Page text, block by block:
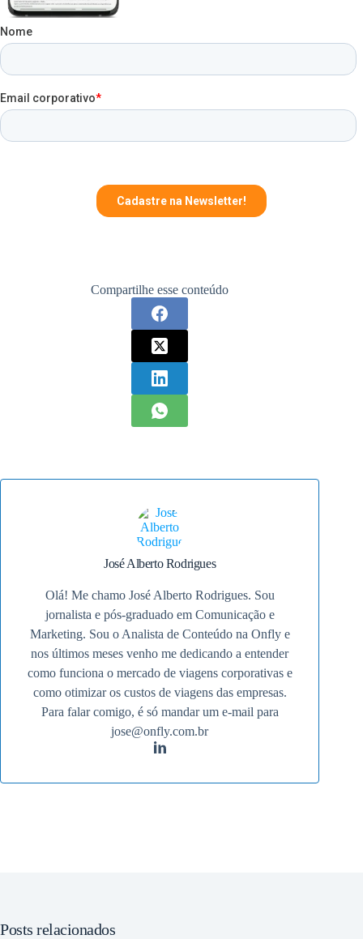
Compartilhe esse conteúdo
José Alberto Rodrigues
Olá! Me chamo José Alberto Rodrigues. Sou
jornalista e pós-graduado em Comunicação e
Marketing. Sou o Analista de Conteúdo na Onfly e
nos últimos meses venho me dedicando a entender
como funciona o mercado de viagens corporativas e
como otimizar os custos de viagens das empresas.
Para falar comigo, é só mandar um e-mail para
jose@onfly.com.br
Posts relacionados